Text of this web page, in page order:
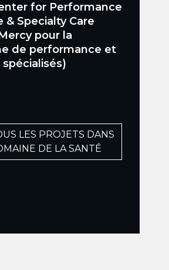
for Performance
& Specialty Care
pour la
de performance et
spécialisés)
LES PROJETS DANS
DE LA SANTÉ